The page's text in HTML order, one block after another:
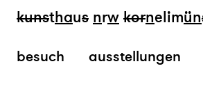
kunsthaus nrw kornelimün
besuch ausstellungen